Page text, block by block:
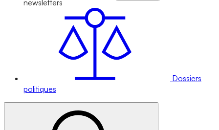
newsletters
Dossiers
politiques